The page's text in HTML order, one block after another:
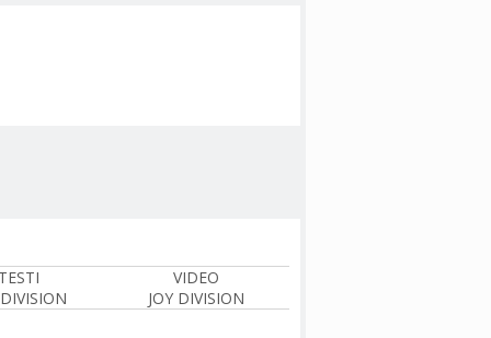
VIDEO
JOY DIVISION